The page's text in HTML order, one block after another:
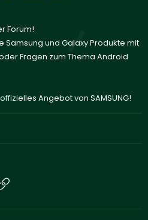
Forum!
Samsung und Galaxy Produkte mit
Fragen zum Thema Android
offizielles Angebot von SAMSUNG!